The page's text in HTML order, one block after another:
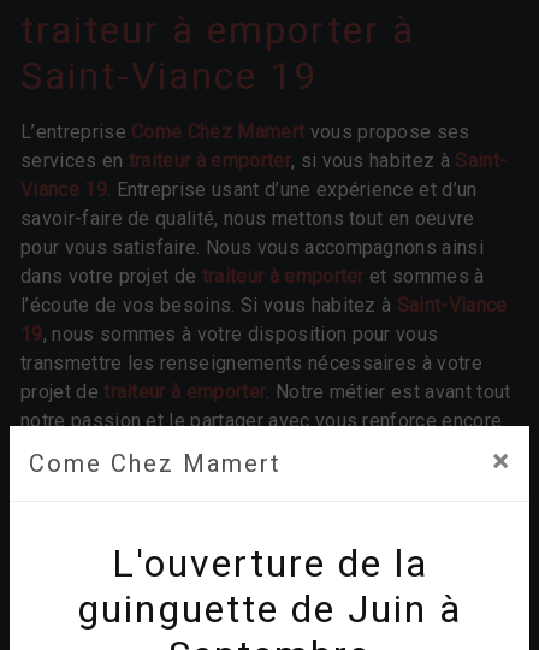
Come Chez Mamert ×
L'ouverture de la
guinguette de Juin à
traiteur à emporter à
Saint-Viance 19
L’entreprise Come Chez Mamert vous propose ses
services en traiteur à emporter, si vous habitez à Saint-
Viance 19. Entreprise usant d’une expérience et d’un
savoir-faire de qualité, nous mettons tout en oeuvre
pour vous satisfaire. Nous vous accompagnons ainsi
dans votre projet de traiteur à emporter et sommes à
l’écoute de vos besoins. Si vous habitez à Saint-Viance
19, nous sommes à votre disposition pour vous
transmettre les renseignements nécessaires à votre
projet detraiteur à emporter . Notre métier est avant tout
notre passion et le partager avec vous renforce encore
plus notre désir de réussir. Toute notre équipe est
qualifiée et travaille avec propreté et rigueur.